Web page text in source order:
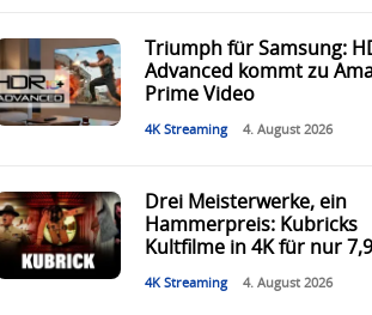
Triumph für Samsung:
Advanced kommt zu
Prime Video
4K Streaming 4. August 2026
Drei Meisterwerke, ein
Hammerpreis: Kubricks
Kultfilme in 4K für nur
4K Streaming 4. August 2026